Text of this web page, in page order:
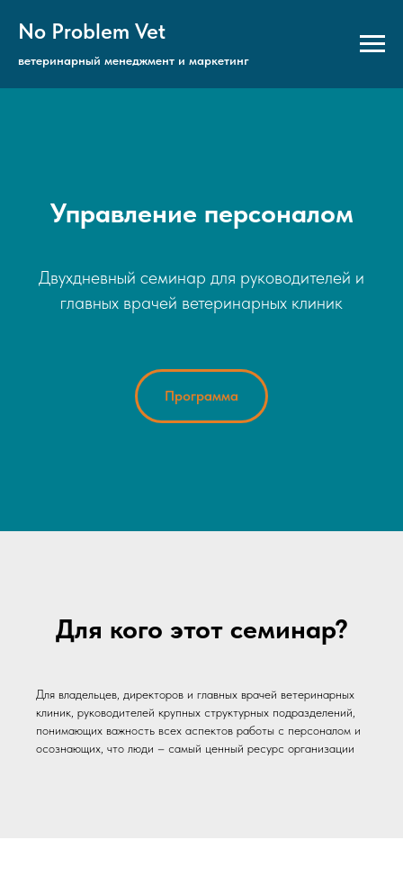
No Problem Vet
ветеринарный менеджмент и маркетинг
Управление персоналом
Двухдневный семинар для руководителей и
главных врачей ветеринарных клиник
Программа
Для кого этот семинар?
Для владельцев, директоров и главных врачей ветеринарных
клиник, руководителей крупных структурных подразделений,
понимающих важность всех аспектов работы с персоналом и
осознающих, что люди – самый ценный ресурс организации